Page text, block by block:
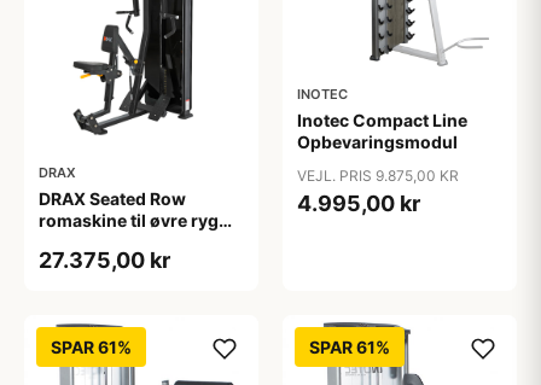
DRAX
DRAX Seated Row
romaskine til øvre ryg
vægtmagasin
27.375,00 kr
INOTEC
Inotec Compact Line
Opbevaringsmodul
VEJL. PRIS 9.875,00 KR
4.995,00 kr
SPAR 61% SPAR 61%